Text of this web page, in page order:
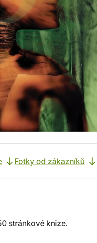
Fotky od zákazníků
stránkové knize.